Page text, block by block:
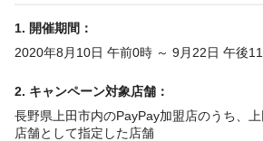
1. 開催期間：
2020年8月10日 午前0時 ～ 9月22日 午後
2. キャンペーン対象店舗：
長野県上田市内のPayPay加盟店のうち、
店舗として指定した店舗